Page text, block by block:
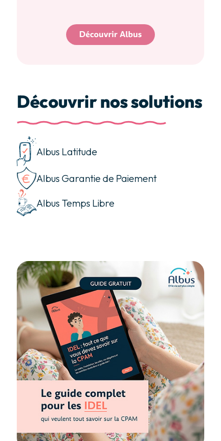
Découvrir nos solutions
Albus Latitude
Albus Garantie de Paiement
Albus Temps Libre